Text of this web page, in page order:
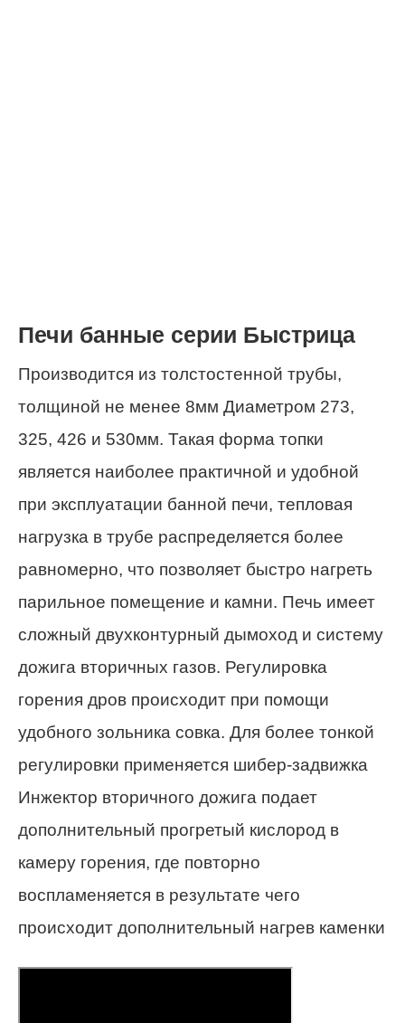
Печи банные серии Быстрица
Производится из толстостенной трубы,
толщиной не менее 8мм Диаметром 273,
325, 426 и 530мм. Такая форма топки
является наиболее практичной и удобной
при эксплуатации банной печи, тепловая
нагрузка в трубе распределяется более
равномерно, что позволяет быстро нагреть
парильное помещение и камни. Печь имеет
сложный двухконтурный дымоход и систему
дожига вторичных газов. Регулировка
горения дров происходит при помощи
удобного зольника совка. Для более тонкой
регулировки применяется шибер-задвижка
Инжектор вторичного дожига подает
дополнительный прогретый кислород в
камеру горения, где повторно
воспламеняется в результате чего
происходит дополнительный нагрев каменки